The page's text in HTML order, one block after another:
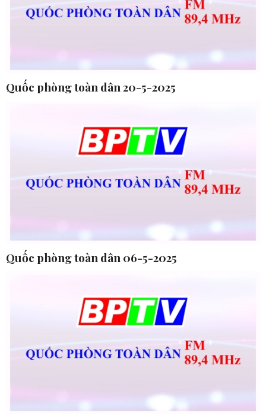
Quốc phòng toàn dân 20-5-2025
Quốc phòng toàn dân 06-5-2025